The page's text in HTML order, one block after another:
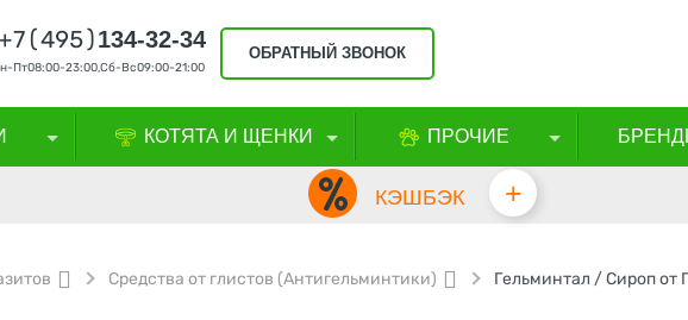
+7(495)134-32-34
Пт08:00-23:00,Сб-Вс09:00-21:00
ОБРАТНЫЙ ЗВОНОК
КОТЯТА И ЩЕНКИ ПРОЧИЕ
КЭШБЭК +
Средства от глистов (Антигельминтики)